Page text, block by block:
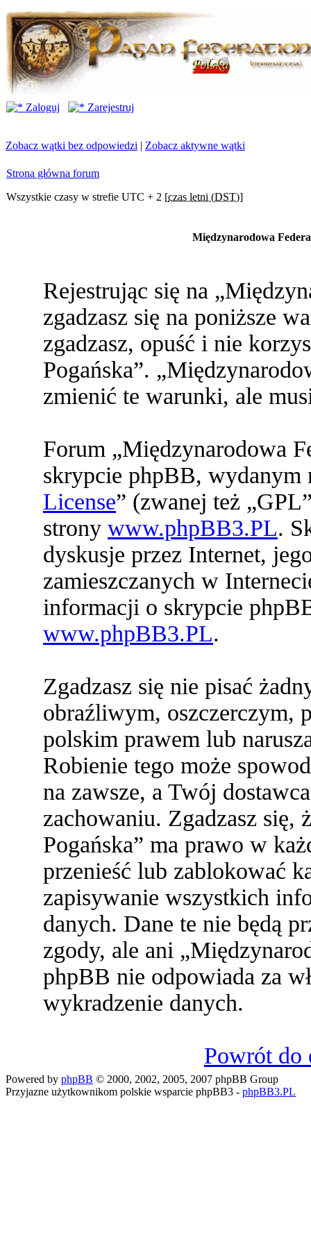
Zaloguj Zarejestruj
Zobacz wątki bez odpowiedzi | Zobacz aktywne wątki
Strona główna forum
Wszystkie czasy w strefie UTC + 2 [czas letni (DST)]
Międzynarodowa
Rejestrując się na
zgadzasz się na poniższe
zgadzasz, opuść i nie
Pogańska”.
zmienić te warunki, ale
Forum „Międzynarodowa
skrypcie phpBB, wydanym
License” (zwanej też
strony www.phpBB3.PL.
dyskusje przez Internet,
zamieszczanych w
informacji o skrypcie
www.phpBB3.PL.
Zgadzasz się nie pisać
obraźliwym, oszczerczym,
polskim prawem lub
Robienie tego może
na zawsze, a Twój
zachowaniu. Zgadzasz się,
Pogańska” ma prawo w
przenieść lub zablokować
zapisywanie wszystkich
danych. Dane te nie będą
zgody, ale ani
phpBB nie odpowiada za
wykradzenie danych.
Powrót do
Powered by phpBB © 2000, 2002, 2005, 2007 phpBB Group
Przyjazne użytkownikom polskie wsparcie phpBB3 - phpBB3.PL